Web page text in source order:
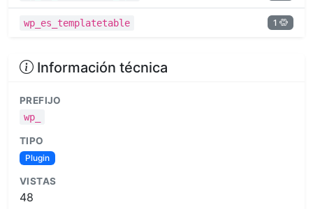
wp_es_templatetable 1
Información técnica
PREFIJO
wp_
TIPO
Plugin
VISTAS
48